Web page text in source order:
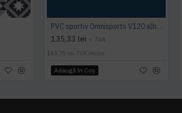
PVC sportiv Omnisports V120 albastru Night Blue
135,33 lei + TVA
163,75 lei TVA inclus
Adaugă în Coş